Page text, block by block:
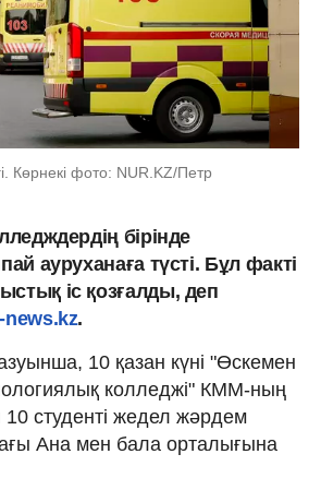
Көрнекі фото: NUR.KZ/Петр
бірінде
ауруханаға түсті. Бұл факті
іс қозғалды, деп
news.kz.
10 қазан күні "Өскемен
колледжі" КММ-ның
10 студенті жедел жәрдем
Ана мен бала орталығына